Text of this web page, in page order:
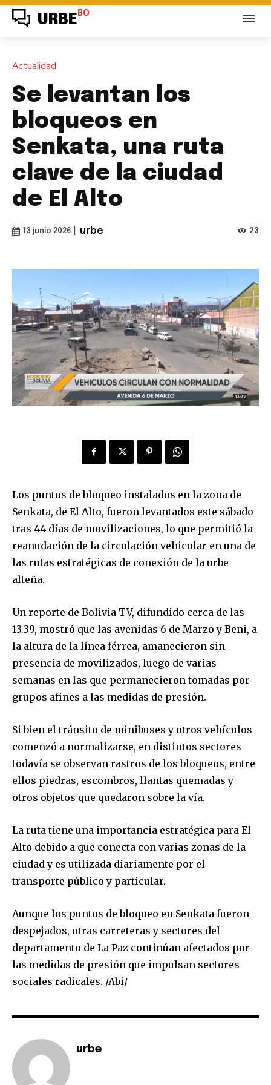
Join our community of
conversation.
To subscribe, simply enter your email address on our website
or click the subscribe button below. Don't worry, we respect
your privacy and won't spam your inbox. Your information is
safe with us.
URBE BO
Actualidad
Se levantan los
bloqueos en
Senkata, una ruta
clave de la ciudad
de El Alto
13 junio 2026 urbe 23
Los puntos de bloqueo instalados en la zona de
Senkata, de El Alto, fueron levantados este sábado
tras 44 días de movilizaciones, lo que permitió la
reanudación de la circulación vehicular en una de
las rutas estratégicas de conexión de la urbe
alteña.
Un reporte de Bolivia TV, difundido cerca de las
13.39, mostró que las avenidas 6 de Marzo y Beni, a
la altura de la línea férrea, amanecieron sin
presencia de movilizados, luego de varias
semanas en las que permanecieron tomadas por
grupos afines a las medidas de presión.
Si bien el tránsito de minibuses y otros vehículos
comenzó a normalizarse, en distintos sectores
todavía se observan rastros de los bloqueos, entre
ellos piedras, escombros, llantas quemadas y
otros objetos que quedaron sobre la vía.
La ruta tiene una importancia estratégica para El
Alto debido a que conecta con varias zonas de la
ciudad y es utilizada diariamente por el
transporte público y particular.
Aunque los puntos de bloqueo en Senkata fueron
despejados, otras carreteras y sectores del
departamento de La Paz continúan afectados por
las medidas de presión que impulsan sectores
sociales radicales. /Abi/
urbe